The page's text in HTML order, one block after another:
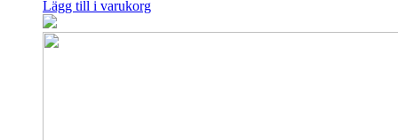
Lägg till i varukorg